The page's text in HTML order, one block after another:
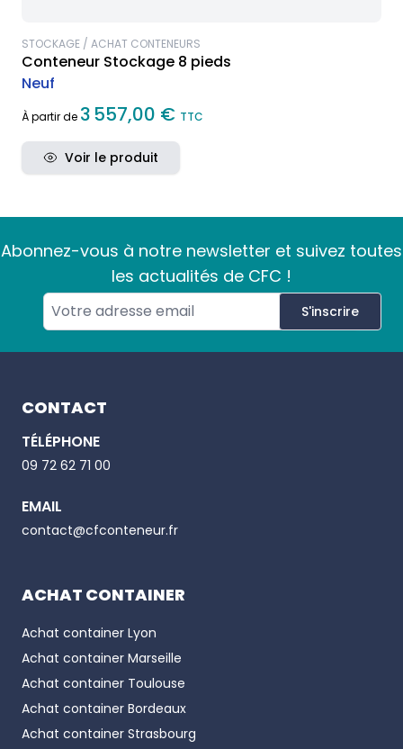
STOCKAGE / ACHAT CONTENEURS
Conteneur Stockage 8 pieds
Neuf
À partir de 3 557,00 € TTC
Voir le produit
Abonnez-vous à notre newsletter et suivez toutes
les actualités de CFC !
S'inscrire
CONTACT
TÉLÉPHONE
Email
09 72 62 71 00
EMAIL
Phone number
contact@cfconteneur.fr
ACHAT CONTAINER
Achat container Lyon
Achat container Marseille
Achat container Toulouse
Achat container Bordeaux
Achat container Strasbourg